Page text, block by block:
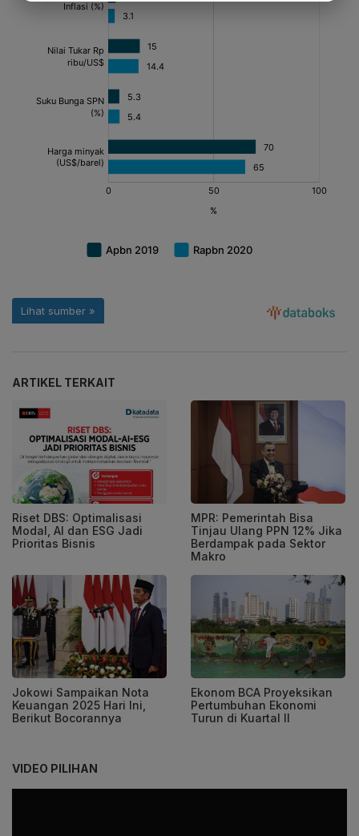
ARTIKEL TERKAIT
Riset DBS: Optimalisasi
Modal, AI dan ESG Jadi
Prioritas Bisnis
MPR: Pemerintah Bisa
Tinjau Ulang PPN 12% Jika
Berdampak pada Sektor
Makro
Jokowi Sampaikan Nota
Keuangan 2025 Hari Ini,
Berikut Bocorannya
Ekonom BCA Proyeksikan
Pertumbuhan Ekonomi
Turun di Kuartal II
VIDEO PILIHAN